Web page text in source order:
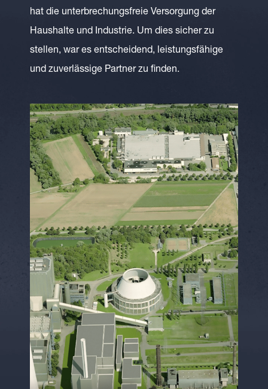
hat die unterbrechungsfreie Versorgung der
Haushalte und Industrie. Um dies sicher zu
stellen, war es entscheidend, leistungsfähige
und zuverlässige Partner zu finden.